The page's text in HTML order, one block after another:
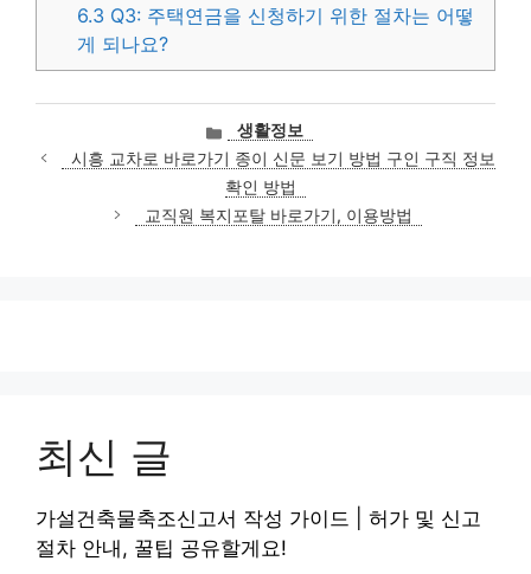
6.3 Q3: 주택연금을 신청하기 위한 절차는 어떻
게 되나요?
카
테
고
리
생활정보
시흥 교차로 바로가기 종이 신문 보기 방법 구인 구직 정보
확인 방법
교직원 복지포탈 바로가기, 이용방법
최신 글
가설건축물축조신고서 작성 가이드 | 허가 및 신고
절차 안내, 꿀팁 공유할게요!